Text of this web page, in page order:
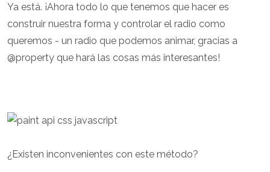
Ya está. ¡Ahora todo lo que tenemos que hacer es
construir nuestra forma y controlar el radio como
queremos - un radio que podemos animar, gracias a
@property que hará las cosas más interesantes!
¿Existen inconvenientes con este método?